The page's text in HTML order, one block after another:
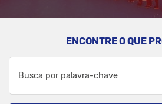
ENCONTRE O QUE